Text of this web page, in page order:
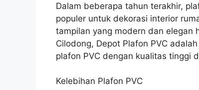
Dalam beberapa tahun terakhir,
populer untuk dekorasi interior
tampilan yang modern dan elegan
Cilodong, Depot Plafon PVC
plafon PVC dengan kualitas tinggi
Kelebihan Plafon PVC